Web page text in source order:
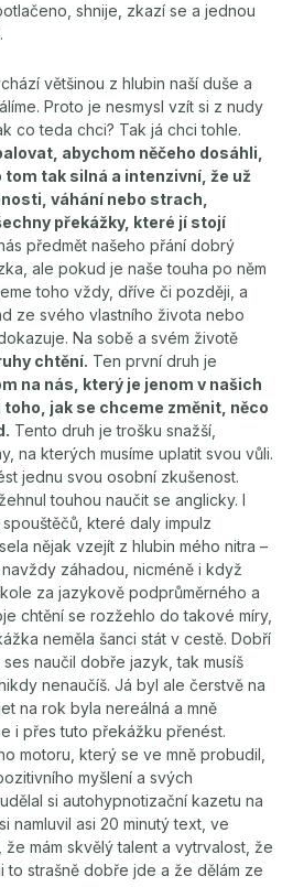
shnije, zkazí se a jednou
většinou z hlubin naší duše a
Proto je nesmysl vzít si z nudy
co teda chci? Tak já chci tohle.
abychom něčeho dosáhli,
tom tak silná a intenzivní, že už
váhání nebo strach,
překážky, které jí stojí
předmět našeho přání dobrý
ale pokud je naše touha po něm
toho vždy, dříve či později, a
ze svého vlastního života nebo
Na sobě a svém životě
chtění. Ten první druh je
na nás, který je jenom v našich
jak se chceme změnit, něco
Tento druh je trošku snažší,
na kterých musíme uplatit svou vůli.
jednu svou osobní zkušenost.
touhou naučit se anglicky. I
které daly impulz
nějak vzejít z hlubin mého nitra –
záhadou, nicméně i když
za jazykově podprůměrného a
chtění se rozžehlo do takové míry,
neměla šanci stát v cestě. Dobří
naučil dobře jazyk, tak musíš
nenaučíš. Já byl ale čerstvě na
na rok byla nereálná a mně
i přes tuto překážku přenést.
motoru, který se ve mně probudil,
myšlení a svých
si autohypnotizační kazetu na
namluvil asi 20 minutý text, ve
mám skvělý talent a vytrvalost, že
to strašně dobře jde a že dělám ze